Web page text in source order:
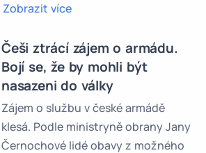
Zobrazit více
Češi ztrácí zájem o armádu.
Bojí se, že by mohli být
nasazeni do války
Zájem o službu v české armádě
klesá. Podle ministryně obrany Jany
Černochové lidé obavy z možného